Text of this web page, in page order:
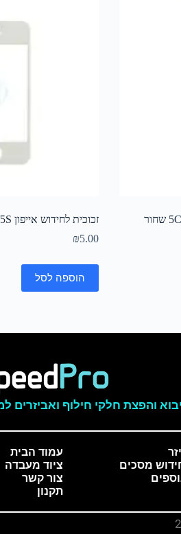
זכוכית לחידוש אייפון 5G/5C/5S לבן
₪5.00
הוספה לסל
יבוא והפצת חלקי חילוף ואביזרים
עמוד הבית
ציוד מעבדה
צור קשר
תקנון
מסכים